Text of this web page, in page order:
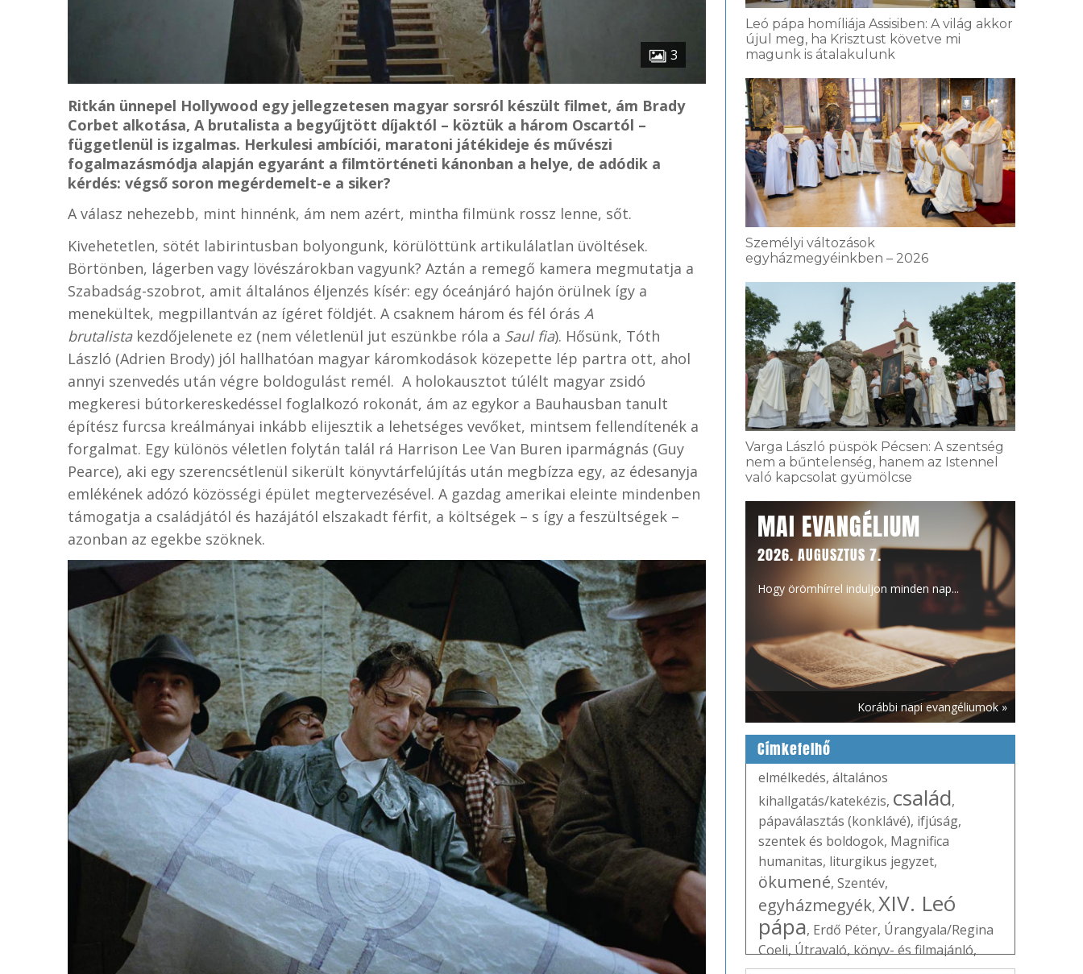
3
Ritkán ünnepel Hollywood egy jellegzetesen magyar sorsról készült filmet, ám Brady
Corbet alkotása, A brutalista a begyűjtött díjaktól – köztük a három Oscartól –
függetlenül is izgalmas. Herkulesi ambíciói, maratoni játékideje és művészi
fogalmazásmódja alapján egyaránt a filmtörténeti kánonban a helye, de adódik a
kérdés: végső soron megérdemelt-e a siker?
A válasz nehezebb, mint hinnénk, ám nem azért, mintha filmünk rossz lenne, sőt.
Kivehetetlen, sötét labirintusban bolyongunk, körülöttünk artikulálatlan üvöltések.
Börtönben, lágerben vagy lövészárokban vagyunk? Aztán a remegő kamera megmutatja a
Szabadság-szobrot, amit általános éljenzés kísér: egy óceánjáró hajón örülnek így a
menekültek, megpillantván az ígéret földjét. A csaknem három és fél órás A
brutalistakezdőjelenete ez (nem véletlenül jut eszünkbe róla a Saul fia). Hősünk, Tóth
László (Adrien Brody) jól hallhatóan magyar káromkodások közepette lép partra ott, ahol
annyi szenvedés után végre boldogulást remél. A holokausztot túlélt magyar zsidó
megkeresi bútorkereskedéssel foglalkozó rokonát, ám az egykor a Bauhausban tanult
építész furcsa kreálmányai inkább elijesztik a lehetséges vevőket, mintsem fellendítenék a
forgalmat. Egy különös véletlen folytán talál rá Harrison Lee Van Buren iparmágnás (Guy
Pearce), aki egy szerencsétlenül sikerült könyvtárfelújítás után megbízza egy, az édesanyja
emlékének adózó közösségi épület megtervezésével. A gazdag amerikai eleinte mindenben
támogatja a családjától és hazájától elszakadt férfit, a költségek – s így a feszültségek –
azonban az egekbe szöknek.
Leó pápa homíliája Assisiben: A világ akkor
újul meg, ha Krisztust követve mi
magunk is átalakulunk
Személyi változások
egyházmegyéinkben – 2026
Varga László püspök Pécsen: A szentség
nem a bűntelenség, hanem az Istennel
való kapcsolat gyümölcse
MAI EVANGÉLIUM
2026. AUGUSZTUS 7.
Hogy örömhírrel induljon minden nap...
Korábbi napi evangéliumok »
Címkefelhő
elmélkedés, általános
kihallgatás/katekézis, család,
pápaválasztás (konklávé), ifjúság,
szentek és boldogok, Magnifica
humanitas, liturgikus jegyzet,
ökumené, Szentév,
egyházmegyék, XIV. Leó
pápa, Erdő Péter, Úrangyala/Regina
Coeli,Útravaló,könyv- és filmajánló,
lelkiségi mozgalmak,Vatikán